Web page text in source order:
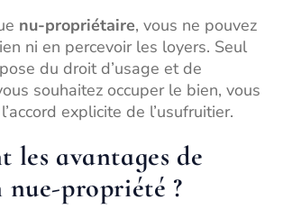
nu-propriétaire, vous ne pouvez
ni en percevoir les loyers. Seul
du droit d’usage et de
souhaitez occuper le bien, vous
explicite de l’usufruitier.
les avantages de
nue-propriété ?